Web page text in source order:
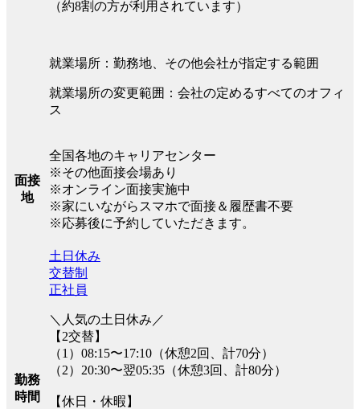
（約8割の方が利用されています）
就業場所：勤務地、その他会社が指定する範囲
就業場所の変更範囲：会社の定めるすべてのオフィ
ス
面接
地
全国各地のキャリアセンター
※その他面接会場あり
※オンライン面接実施中
※家にいながらスマホで面接＆履歴書不要
※応募後に予約していただきます。
勤務
時間
土日休み
交替制
正社員
＼人気の土日休み／
【2交替】
（1）08:15〜17:10（休憩2回、計70分）
（2）20:30〜翌05:35（休憩3回、計80分）
【休日・休暇】